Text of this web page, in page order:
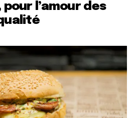
pour l’amour des